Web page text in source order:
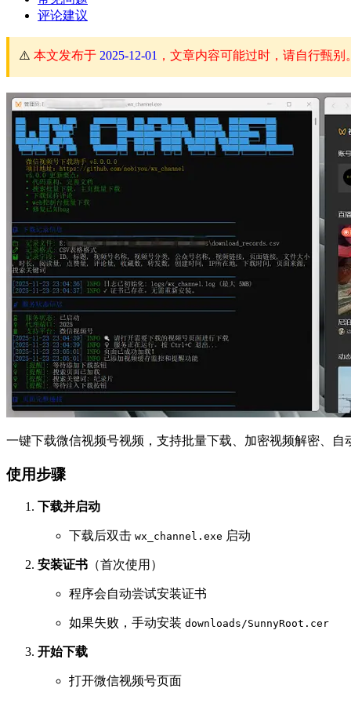
评论建议
⚠️ 本文发布于 2025-12-01 ，文章内容可能过时，请自行甄别
一键下载微信视频号视频，支持批量下载、加密视频解密、自
使用步骤
下载并启动
下载后双击 wx_channel.exe 启动
安装证书 （首次使用）
程序会自动尝试安装证书
如果失败，手动安装 downloads/SunnyRoot.cer
开始下载
打开微信视频号页面